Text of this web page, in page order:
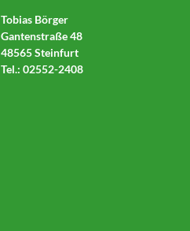
Tobias Börger
Gantenstraße 48
48565 Steinfurt
Tel.: 02552-2408